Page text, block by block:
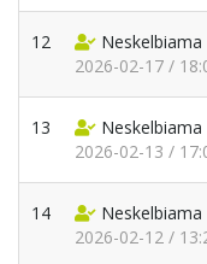
12
Neskelbiama
2026-02-17 /
13
Neskelbiama
2026-02-13 /
14
Neskelbiama
2026-02-12 /